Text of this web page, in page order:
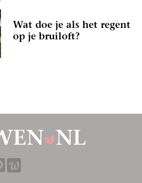
Wat doe je als het regent
op je bruiloft?